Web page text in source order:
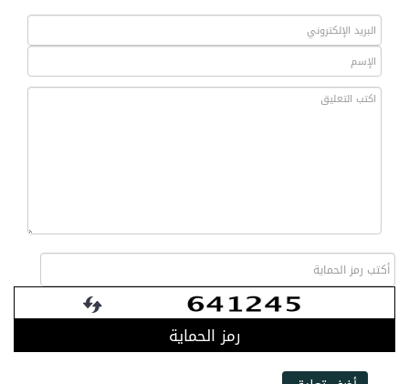
رمز الحماية